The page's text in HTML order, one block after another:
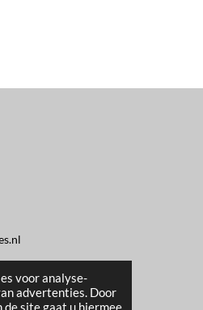
voor analyse-
advertenties. Door
site gaat u hiermee